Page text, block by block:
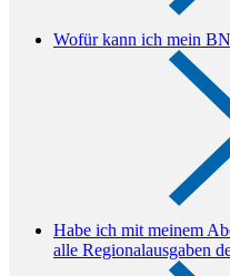
Wofür kann ich mein
Habe ich mit meinem
alle Regionalausgaben